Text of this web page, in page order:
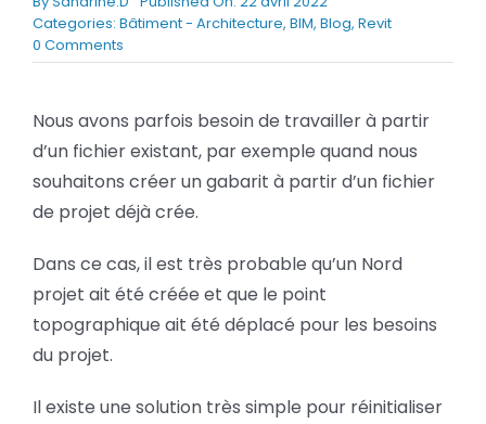
BLOG
Rechercher:
Categories: Bâtiment - Architecture, BIM, Blog, Revit
0 Commentson
Réinitialisation
projet
et
du
topographique
projet
Revit
Nous avons parfois besoin de travailler à partir
d’un fichier existant, par exemple quand nous
souhaitons créer un gabarit à partir d’un fichier
de projet déjà crée.
Dans ce cas, il est très probable qu’un Nord
projet ait été créée et que le point
topographique ait été déplacé pour les besoins
du projet.
Il existe une solution très simple pour réinitialiser